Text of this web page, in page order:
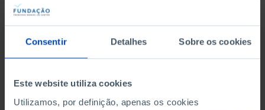
Consentir Detalhes Sobre os cookies
Este website utiliza cookies
Utilizamos, por definição, apenas os cookies